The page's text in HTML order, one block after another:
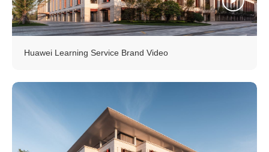
Huawei Learning Service Brand Video